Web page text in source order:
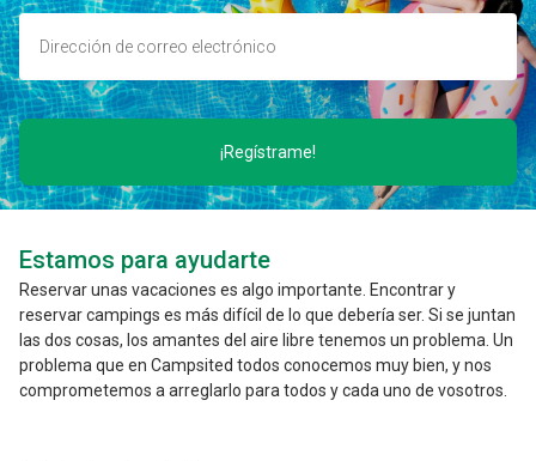
¡Regístrame!
Estamos para ayudarte
Reservar unas vacaciones es algo importante. Encontrar y
reservar campings es más difícil de lo que debería ser. Si se juntan
las dos cosas, los amantes del aire libre tenemos un problema. Un
problema que en Campsited todos conocemos muy bien, y nos
comprometemos a arreglarlo para todos y cada uno de vosotros.